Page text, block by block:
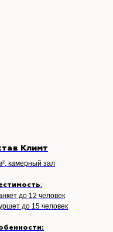
Климт
камерный зал
:
до 12 человек
до 15 человек